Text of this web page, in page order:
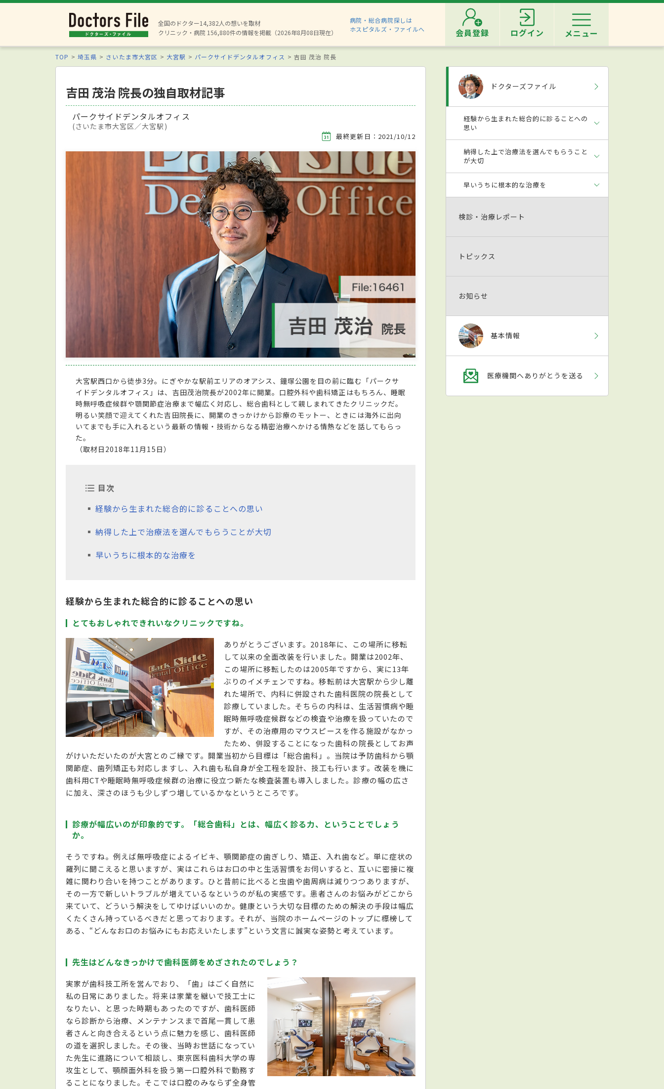
全国のドクター14,382人の想いを取材
クリニック・病院 156,880件の情報を掲載（2026年8月08日現在）
病院・総合病院探しは
ホスピタルズ・ファイルへ
会員登録 ログイン メニュー
TOP 埼玉県 さいたま市大宮区 大宮駅 パークサイドデンタルオフィス 吉田 茂治 院長
吉田 茂治 院長の独自取材記事
パークサイドデンタルオフィス
(さいたま市大宮区／大宮駅)
最終更新日：2021/10/12
大宮駅西口から徒歩3分。にぎやかな駅前エリアのオアシス、鐘塚公園を目の前に臨む「パークサ
イドデンタルオフィス」は、吉田茂治院長が2002年に開業。口腔外科や歯科矯正はもちろん、睡眠
時無呼吸症候群や顎関節症治療まで幅広く対応し、総合歯科として親しまれてきたクリニックだ。
明るい笑顔で迎えてくれた吉田院長に、開業のきっかけから診療のモットー、ときには海外に出向
いてまでも手に入れるという最新の情報・技術からなる精密治療へかける情熱などを話してもらっ
た。
（取材日2018年11月15日）
目次
経験から生まれた総合的に診ることへの思い
納得した上で治療法を選んでもらうことが大切
早いうちに根本的な治療を
経験から生まれた総合的に診ることへの思い
とてもおしゃれできれいなクリニックですね。
ありがとうございます。2018年に、この場所に移転
して以来の全面改装を行いました。開業は2002年、
この場所に移転したのは2005年ですから、実に13年
ぶりのイメチェンですね。移転前は大宮駅から少し離
れた場所で、内科に併設された歯科医院の院長として
診療していました。そちらの内科は、生活習慣病や睡
眠時無呼吸症候群などの検査や治療を扱っていたので
すが、その治療用のマウスピースを作る施設がなかっ
たため、併設することになった歯科の院長としてお声
がけいただいたのが大宮とのご縁です。開業当初から目標は「総合歯科」。当院は予防歯科から顎
関節症、歯列矯正も対応しますし、入れ歯も私自身が全工程を設計、技工も行います。改装を機に
歯科用CTや睡眠時無呼吸症候群の治療に役立つ新たな検査装置も導入しました。診療の幅の広さ
に加え、深さのほうも少しずつ増しているかなというところです。
診療が幅広いのが印象的です。「総合歯科」とは、幅広く診る力、ということでしょう
か。
そうですね。例えば無呼吸症によるイビキ、顎関節症の歯ぎしり、矯正、入れ歯など。単に症状の
羅列に聞こえると思いますが、実はこれらはお口の中と生活習慣をお伺いすると、互いに密接に複
雑に関わり合いを持つことがあります。ひと昔前に比べると虫歯や歯周病は減りつつありますが、
その一方で新しいトラブルが増えているなというのが私の実感です。患者さんのお悩みがどこから
来ていて、どういう解決をしてゆけばいいのか。健康という大切な目標のための解決の手段は幅広
くたくさん持っているべきだと思っております。それが、当院のホームページのトップに標榜して
ある、“どんなお口のお悩みにもお応えいたします”という文言に誠実な姿勢と考えています。
先生はどんなきっかけで歯科医師をめざされたのでしょう？
実家が歯科技工所を営んでおり、「歯」はごく自然に
私の日常にありました。将来は家業を継いで技工士に
なりたい、と思った時期もあったのですが、歯科医師
なら診断から治療、メンテナンスまで首尾一貫して患
者さんと向き合えるという点に魅力を感じ、歯科医師
の道を選択しました。その後、当時お世話になってい
た先生に進路について相談し、東京医科歯科大学の専
攻生として、顎顔面外科を扱う第一口腔外科で勤務す
ることになりました。そこでは口腔のみならず全身管
ドクターズファイル
経験から生まれた総合的に診ることへの
思い
納得した上で治療法を選んでもらうこと
が大切
早いうちに根本的な治療を
検診・治療レポート
トピックス
お知らせ
基本情報
医療機関へありがとうを送る